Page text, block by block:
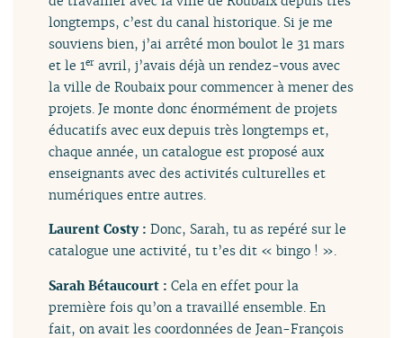
longtemps, c’est du canal historique. Si je me
souviens bien, j’ai arrêté mon boulot le 31 mars
et le 1er avril, j’avais déjà un rendez-vous avec
la ville de Roubaix pour commencer à mener des
projets. Je monte donc énormément de projets
éducatifs avec eux depuis très longtemps et,
chaque année, un catalogue est proposé aux
enseignants avec des activités culturelles et
numériques entre autres.
Laurent Costy :Donc, Sarah, tu as repéré sur le
catalogue une activité, tu t’es dit « bingo ! ».
Sarah Bétaucourt :Cela en effet pour la
première fois qu’on a travaillé ensemble. En
fait, on avait les coordonnées de Jean-François